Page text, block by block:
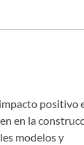
positivo
en la
modelos y